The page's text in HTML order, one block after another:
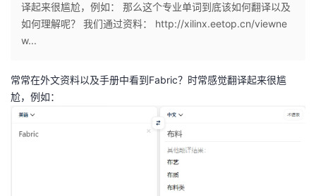
个
人
主
我
译起来很尴尬，例如： 那么这个专业单词到底该如何翻译以及
如何理解呢？ 我们通过资料： http://xilinx.eetop.cn/viewne
w...
常常在外文资料以及手册中看到Fabric？时常感觉翻译起来很尴
尬，例如：